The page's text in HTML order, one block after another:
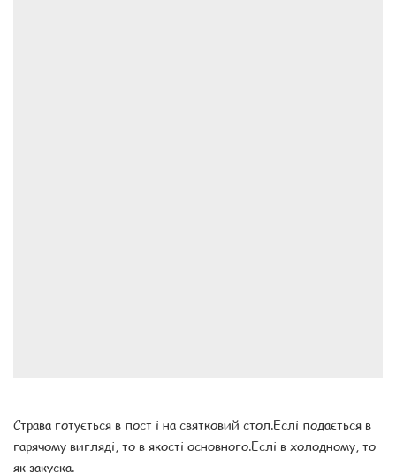
Страва готується в пост і на святковий стол.Еслі подається в
гарячому вигляді, то в якості основного.Еслі в холодному, то
як закуска.